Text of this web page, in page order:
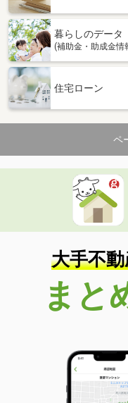
暮らしのデータ
(補助金・助成金情
住宅ローン
ペ
大手不
まと